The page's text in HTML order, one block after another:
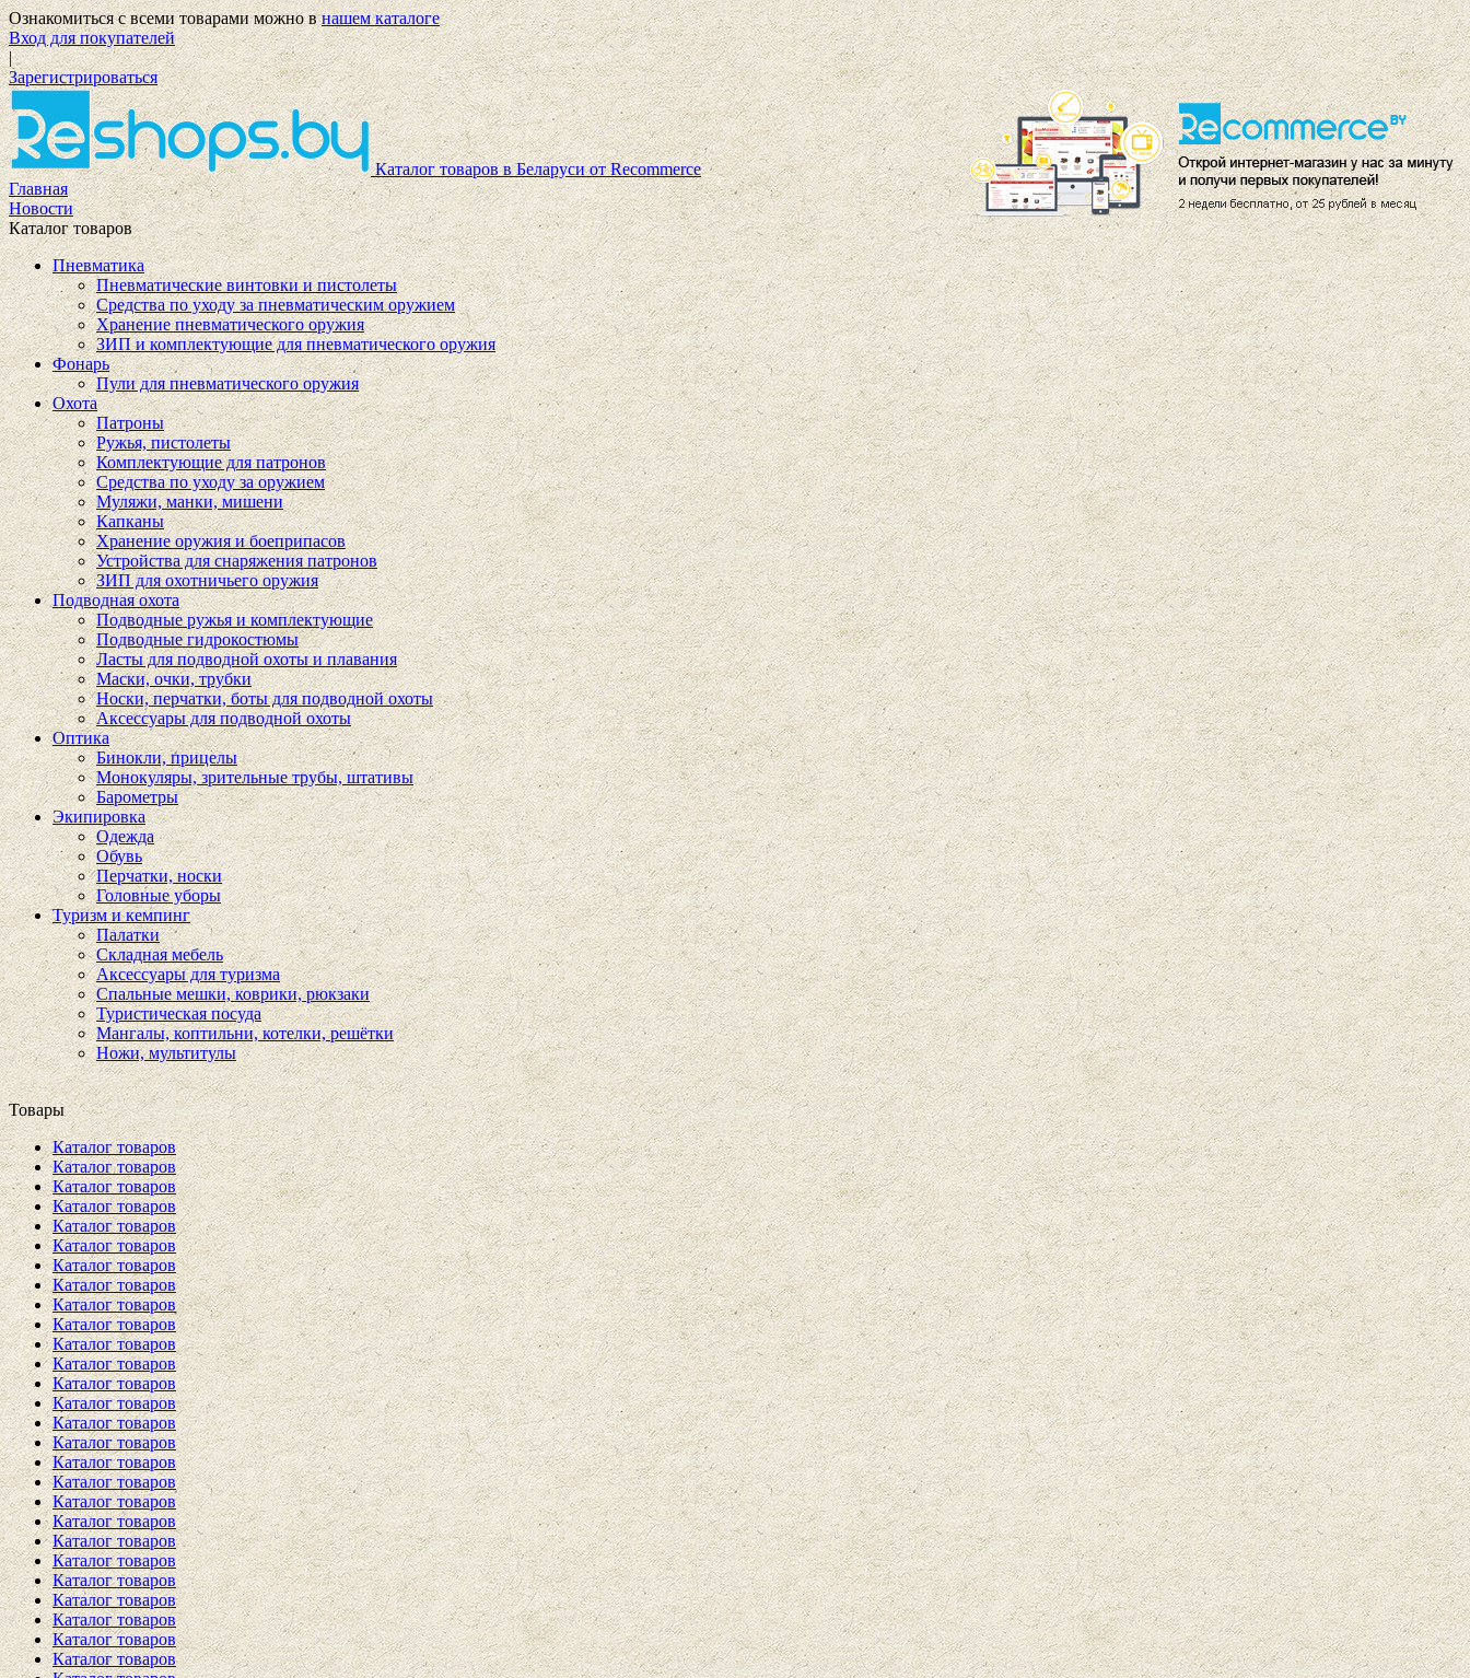
Ознакомиться с всеми товарами можно внашем каталоге
Вход для покупателей
|
Зарегистрироваться
Каталог товаров в Беларуси от Recommerce
Главная
Новости
Каталог товаров
Пневматика
Пневматические винтовки и пистолеты
Средства по уходу за пневматическим оружием
Хранение пневматического оружия
ЗИП и комплектующие для пневматического оружия
Фонарь
Пули для пневматического оружия
Охота
Патроны
Ружья, пистолеты
Комплектующие для патронов
Средства по уходу за оружием
Муляжи, манки, мишени
Капканы
Хранение оружия и боеприпасов
Устройства для снаряжения патронов
ЗИП для охотничьего оружия
Подводная охота
Подводные ружья и комплектующие
Подводные гидрокостюмы
Ласты для подводной охоты и плавания
Маски, очки, трубки
Носки, перчатки, боты для подводной охоты
Аксессуары для подводной охоты
Оптика
Бинокли, прицелы
Монокуляры, зрительные трубы, штативы
Барометры
Экипировка
Одежда
Обувь
Перчатки, носки
Головные уборы
Туризм и кемпинг
Палатки
Складная мебель
Аксессуары для туризма
Спальные мешки, коврики, рюкзаки
Туристическая посуда
Мангалы, коптильни, котелки, решётки
Ножи, мультитулы
Товары
Каталог товаров
Каталог товаров
Каталог товаров
Каталог товаров
Каталог товаров
Каталог товаров
Каталог товаров
Каталог товаров
Каталог товаров
Каталог товаров
Каталог товаров
Каталог товаров
Каталог товаров
Каталог товаров
Каталог товаров
Каталог товаров
Каталог товаров
Каталог товаров
Каталог товаров
Каталог товаров
Каталог товаров
Каталог товаров
Каталог товаров
Каталог товаров
Каталог товаров
Каталог товаров
Каталог товаров